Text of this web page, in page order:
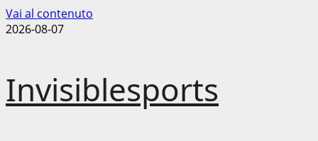
Vai al contenuto
2026-08-07
Invisiblesports